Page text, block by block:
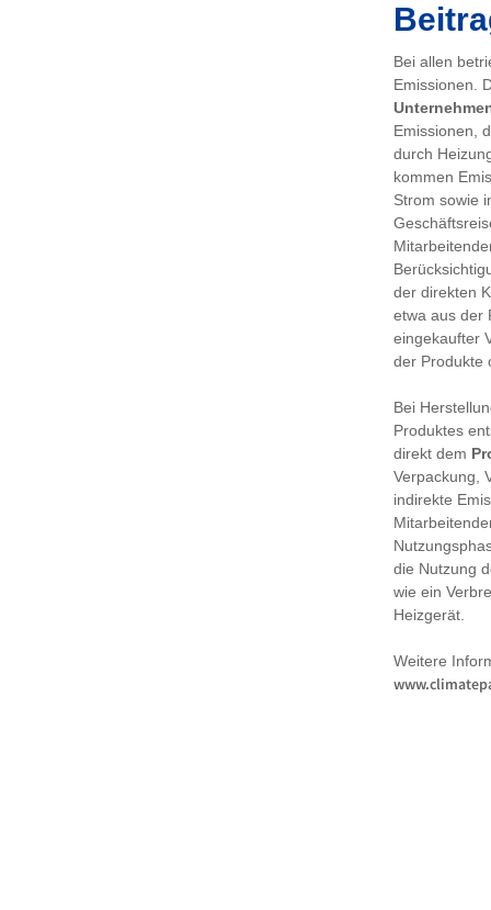
Bei allen
Emissionen.
Emissionen,
durch
kommen
Strom sowie
der direkten
etwa aus der
eingekaufter
der Produkte
Bei
Produktes
direkt dem
Verpackung,
indirekte
die Nutzung
wie ein
Heizgerät.
Weitere